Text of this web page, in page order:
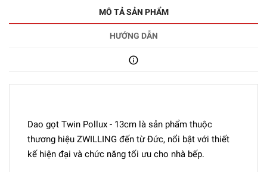
MÔ TẢ SẢN PHẨM
HƯỚNG DẪN
Dao gọt Twin Pollux - 13cm là sản phẩm thuộc
thương hiệu ZWILLING đến từ Đức, nổi bật với thiết
kế hiện đại và chức năng tối ưu cho nhà bếp.